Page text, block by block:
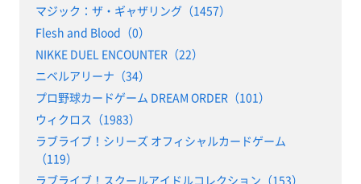
マジック：ザ・ギャザリング（1457）
Flesh and Blood（0）
NIKKE DUEL ENCOUNTER（22）
ニベルアリーナ（34）
プロ野球カードゲーム DREAM ORDER（101）
ウィクロス（1983）
ラブライブ！シリーズ オフィシャルカードゲーム
（119）
ラブライブ！スクールアイドルコレクション（153）